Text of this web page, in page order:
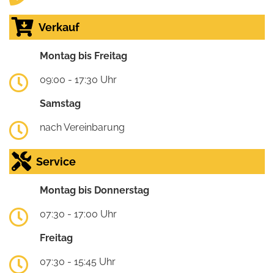
Verkauf
Montag bis Freitag
09:00 - 17:30 Uhr
Samstag
nach Vereinbarung
Service
Montag bis Donnerstag
07:30 - 17:00 Uhr
Freitag
07:30 - 15:45 Uhr